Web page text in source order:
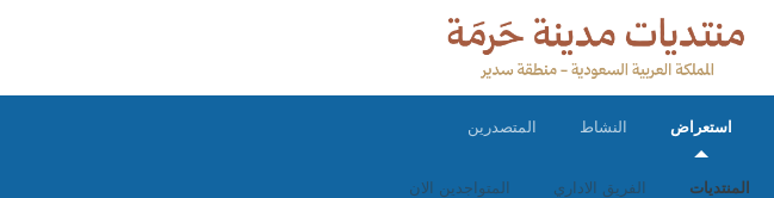
استعراض
المنتديات الفريق الاداري المتواجدين الان
النشاط المتصدرين